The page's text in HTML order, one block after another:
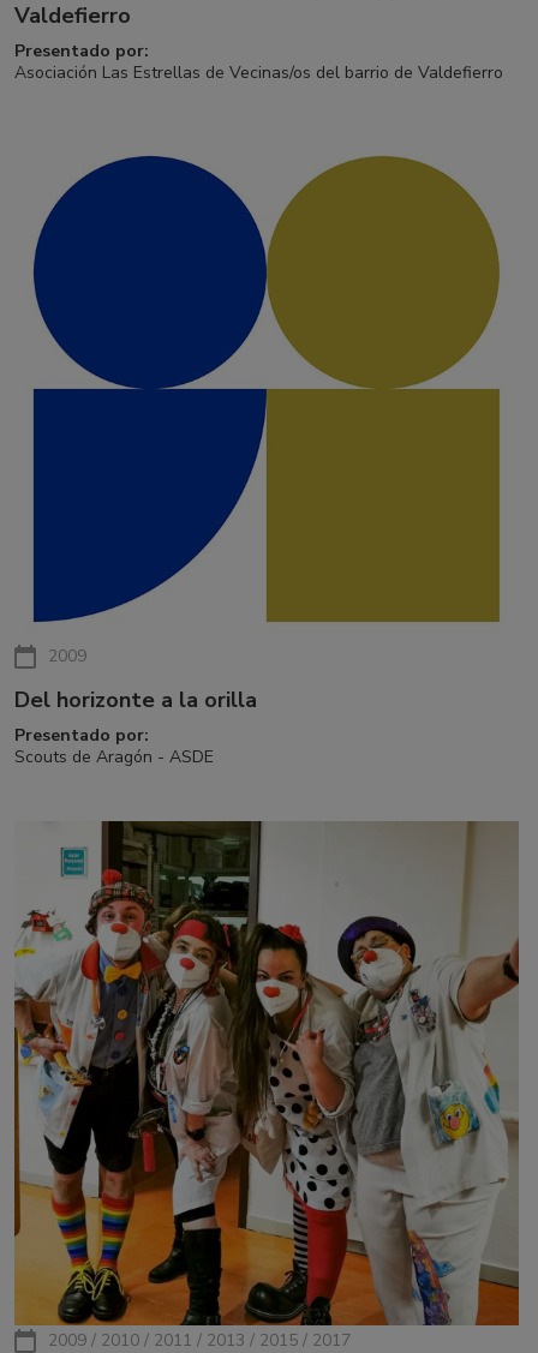
Valdefierro
Presentado por:
Asociación Las Estrellas de Vecinas/os del barrio de Valdefierro
2009
Del horizonte a la orilla
Presentado por:
Scouts de Aragón - ASDE
2009 / 2010 / 2011 / 2013 / 2015 / 2017